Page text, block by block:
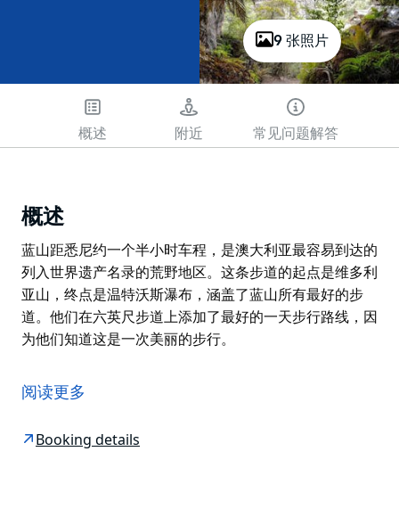
9 张照片
概述 附近 常见问题解答
概述
蓝山距悉尼约一个半小时车程，是澳大利亚最容易到达的
列入世界遗产名录的荒野地区。这条步道的起点是维多利
亚山，终点是温特沃斯瀑布，涵盖了蓝山所有最好的步
道。他们在六英尺步道上添加了最好的一天步行路线，因
为他们知道这是一次美丽的步行。
列入世界遗产名录的荒野地区。这条步道的起点是维多利
亚山，终点是温特沃斯瀑布，涵盖了蓝山所有最好的步
为他们知道这是一次美丽的步行。
阅读更多
Booking details